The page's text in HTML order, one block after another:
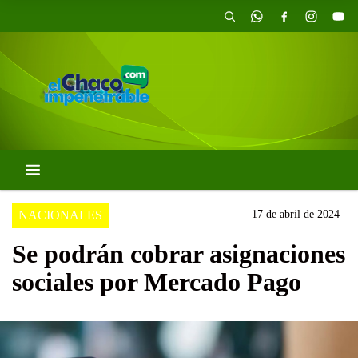
NACIONALES 17 de abril de 2024
Se podrán cobrar asignaciones
sociales por Mercado Pago